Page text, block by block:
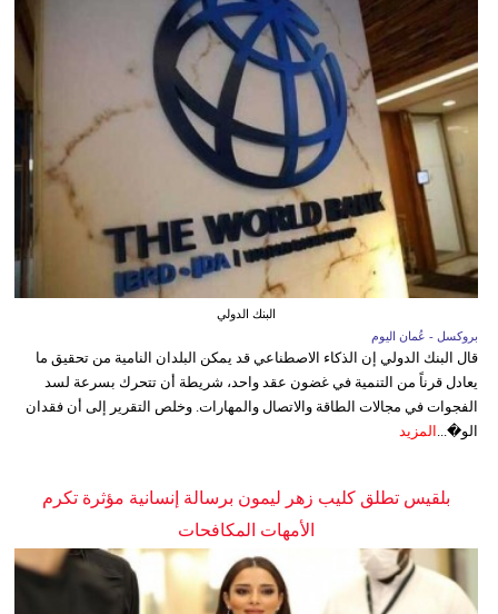
البنك الدولي
بروكسل - عُمان اليوم
قال البنك الدولي إن الذكاء الاصطناعي قد يمكن البلدان النامية من تحقيق ما
يعادل قرناً من التنمية في غضون عقد واحد، شريطة أن تتحرك بسرعة لسد
الفجوات في مجالات الطاقة والاتصال والمهارات. وخلص التقرير إلى أن فقدان
الو�... المزيد
بلقيس تطلق كليب زهر ليمون برسالة إنسانية مؤثرة تكرم
الأمهات المكافحات